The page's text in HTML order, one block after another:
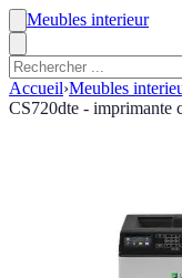
Meubles interieur
Accueil›Meubles
CS720dte - imprimante